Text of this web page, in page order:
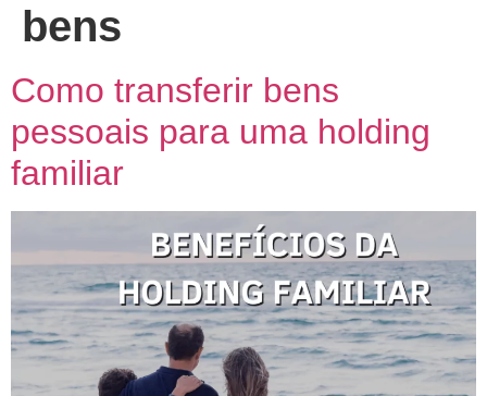
bens
Como transferir bens
pessoais para uma holding
familiar